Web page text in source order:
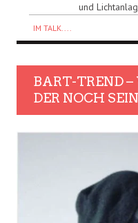
und
IM TALK....
BART-TREND
DER NOCH